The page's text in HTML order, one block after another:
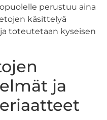
perustuu aina
käsittelyä
toteutetaan kyseisen
ja